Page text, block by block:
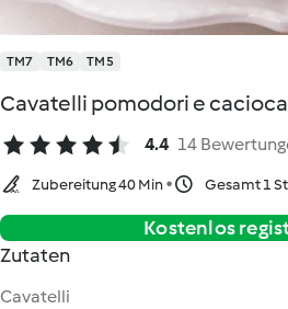
TM7 TM6 TM5
Cavatelli pomodori e
4.4 14
Zubereitung 40 Min Gesamt 1
Kostenlos
Zutaten
Cavatelli